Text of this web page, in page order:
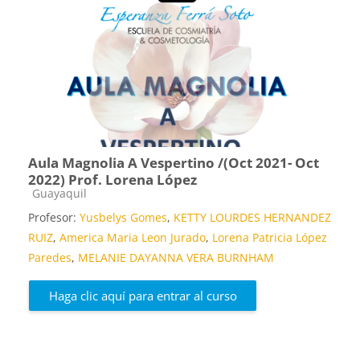
Aula Magnolia A Vespertino /(Oct 2021- Oct
2022) Prof. Lorena López
Categoría de cursos
Guayaquil
Profesor: Yusbelys Gomes, KETTY LOURDES HERNANDEZ
RUIZ, America Maria Leon Jurado, Lorena Patricia López
Paredes, MELANIE DAYANNA VERA BURNHAM
Haga clic aquí para entrar al curso